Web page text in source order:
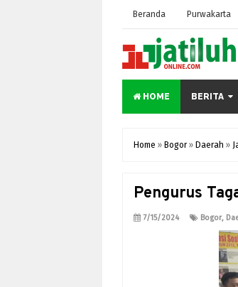
Beranda Purwakarta
HOME BERITA
Home » Bogor» Daerah »
Pengurus
7/15/2024 Bogor,